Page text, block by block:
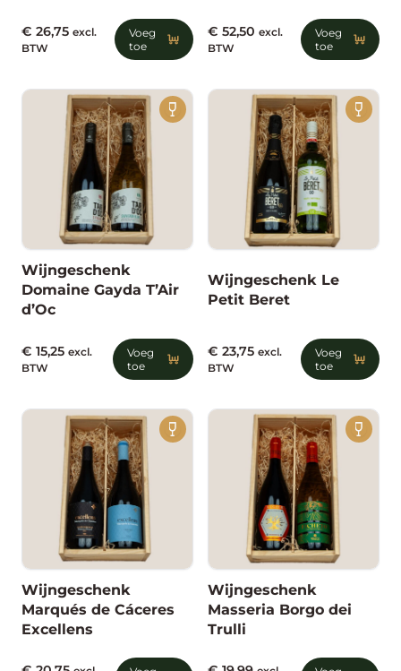
Voeg
toe
€ 26,75 excl.
BTW
Voeg
toe
€ 52,50 excl.
BTW
Wijngeschenk
Domaine Gayda T’Air
d’Oc
Voeg
toe
€ 15,25 excl.
BTW
Wijngeschenk Le
Petit Beret
Voeg
toe
€ 23,75 excl.
BTW
Wijngeschenk
Marqués de Cáceres
Excellens
Wijngeschenk
Masseria Borgo dei
Trulli